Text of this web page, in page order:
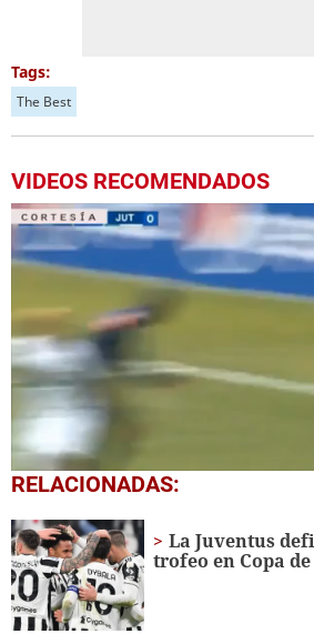
Tags:
The Best
VIDEOS RECOMENDADOS
0
seconds
41
seconds
RELACIONADAS:
La Juventus
trofeo en Copa